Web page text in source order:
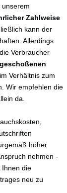
unserem
Zahlweise
kann der
Allerdings
Verbraucher
Verhältnis zum
Wir empfehlen die
da.
höher
nehmen -
Ihnen die
neu zu